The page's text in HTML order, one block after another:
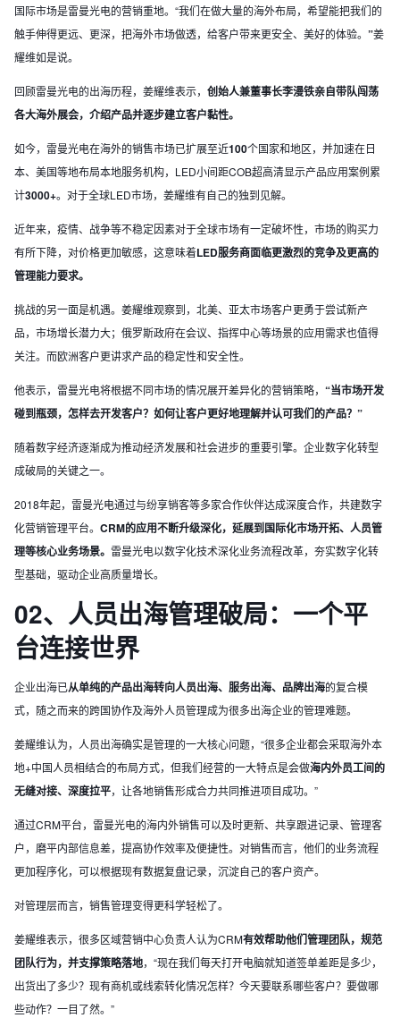
国际市场是雷曼光电的营销重地。“我们在做大量的海外布局，希望能把我们的
触手伸得更远、更深，把海外市场做透，给客户带来更安全、美好的体验。 ”姜
耀维如是说。
回顾雷曼光电的出海历程，姜耀维表示， 创始人兼董事长李漫铁亲自带队闯荡
各大海外展会，介绍产品并逐步建立客户黏性。
如今，雷曼光电在海外的销售市场已扩展至近100个国家和地区，并加速在日
本、美国等地布局本地服务机构，LED小间距COB超高清显示产品应用案例累
计3000+。对于全球LED市场，姜耀维有自己的独到见解。
近年来，疫情、战争等不稳定因素对于全球市场有一定破坏性，市场的购买力
有所下降，对价格更加敏感，这意味着LED服务商面临更激烈的竞争及更高的
管理能力要求。
挑战的另一面是机遇。姜耀维观察到，北美、亚太市场客户更勇于尝试新产
品，市场增长潜力大；俄罗斯政府在会议、指挥中心等场景的应用需求也值得
关注。而欧洲客户更讲求产品的稳定性和安全性。
他表示，雷曼光电将根据不同市场的情况展开差异化的营销策略， “当市场开发
碰到瓶颈，怎样去开发客户？如何让客户更好地理解并认可我们的产品？”
随着数字经济逐渐成为推动经济发展和社会进步的重要引擎。企业数字化转型
成破局的关键之一。
2018年起，雷曼光电通过与纷享销客等多家合作伙伴达成深度合作，共建数字
化营销管理平台。 CRM的应用不断升级深化，延展到国际化市场开拓、人员管
理等核心业务场景。 雷曼光电以数字化技术深化业务流程改革，夯实数字化转
型基础，驱动企业高质量增长。
02、 人员出海管理破局：一个平
台连接世界
企业出海已从单纯的产品出海转向人员出海、服务出海、品牌出海的复合模
式，随之而来的跨国协作及海外人员管理成为很多出海企业的管理难题。
姜耀维认为，人员出海确实是管理的一大核心问题，“很多企业都会采取海外本
地+中国人员相结合的布局方式，但我们经营的一大特点是会做海内外员工间的
无缝对接、深度拉平，让各地销售形成合力共同推进项目成功。”
通过CRM平台，雷曼光电的海内外销售可以及时更新、共享跟进记录、管理客
户，磨平内部信息差，提高协作效率及便捷性。对销售而言，他们的业务流程
更加程序化，可以根据现有数据复盘记录，沉淀自己的客户资产。
对管理层而言，销售管理变得更科学轻松了。
姜耀维表示，很多区域营销中心负责人认为CRM有效帮助他们管理团队，规范
团队行为， 并支撑策略落地，“现在我们每天打开电脑就知道签单差距是多少，
出货出了多少？现有商机或线索转化情况怎样？今天要联系哪些客户？要做哪
些动作？一目了然。”